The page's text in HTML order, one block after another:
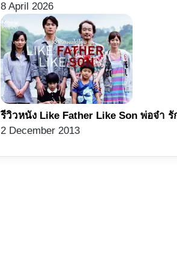
8 April 2026
รีวิวหนัง Like Father Like Son พ่อจ๋า
2 December 2013